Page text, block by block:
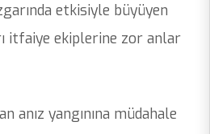
etkisiyle büyüyen
itfaiye ekiplerine zor anlar
anız yangınına müdahale